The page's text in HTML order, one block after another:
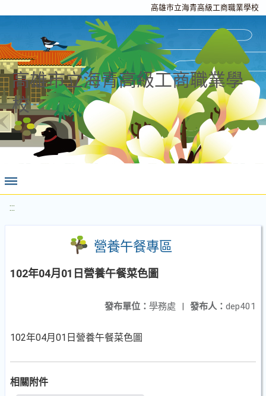
高雄市立海青高級工商職業學校
高雄市立海青高級工商職業學
校
:::
營養午餐專區
102年04月01日營養午餐菜色圖
發布人： dep401
發布單位： 學務處 |
102年04月01日營養午餐菜色圖
相關附件